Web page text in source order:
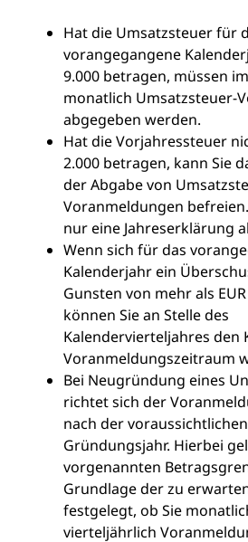
Hat die Umsatzsteuer für
vorangegangene
9.000 betragen, müssen
monatlich Umsatzsteuer-
abgegeben werden.
Hat die Vorjahressteuer
2.000 betragen, kann Sie
der Abgabe von
Voranmeldungen
nur eine Jahreserklärung
Wenn sich für das
Kalenderjahr ein
Gunsten von mehr als
können Sie an Stelle des
Kalendervierteljahres den
Voranmeldungszeitraum
Bei Neugründung eines
richtet sich der
nach der
Gründungsjahr. Hierbei
vorgenannten
Grundlage der zu
festgelegt, ob Sie
vierteljährlich